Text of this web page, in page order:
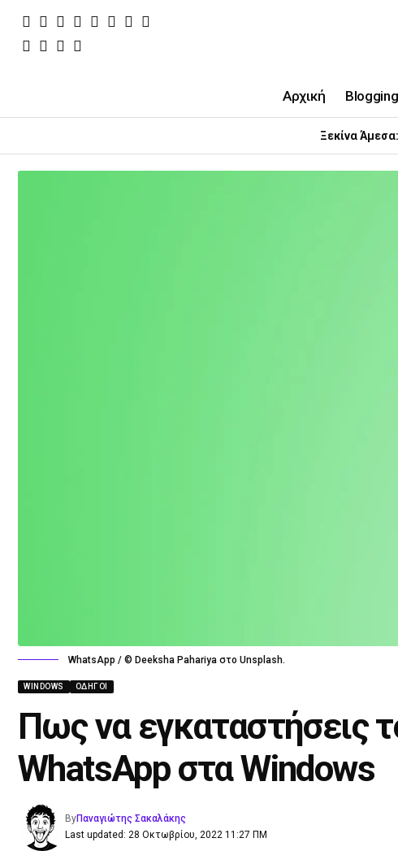
Αρχική Blogging
Ξεκίνα Άμεσα:
WhatsApp / © Deeksha Pahariya στο Unsplash.
WINDOWS ΟΔΗΓΟΊ
Πως να εγκαταστήσεις
WhatsApp στα Windows
Last updated: 28 Οκτωβρίου, 2022 11:27 ΠΜ
ByΠαναγιώτης Σακαλάκης